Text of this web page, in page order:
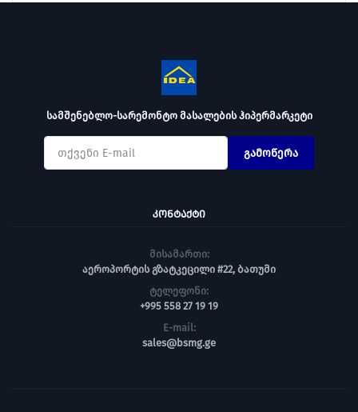
სამშენებლო-სარემონტო მასალების ჰიპერმარკეტი
გამოწერა
ᲙᲝᲜᲢᲐᲥᲢᲘ
მისამართი:
აეროპორტის გზატკეცილი #22, ბათუმი
ტელეფონი:
+995 558 27 19 19
E-mail:
sales@bsmg.ge